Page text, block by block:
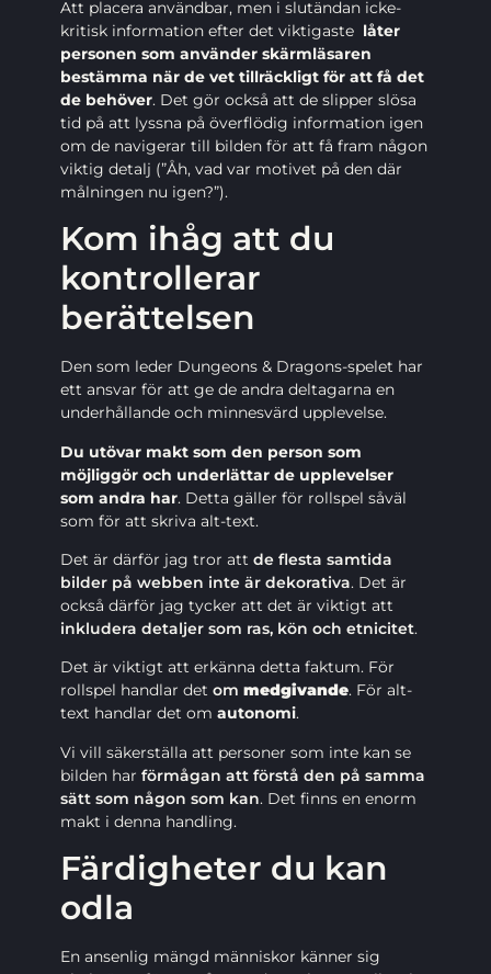
Att placera användbar, men i slutändan icke-
kritisk information efter det viktigaste låter
personen som använder skärmläsaren
bestämma när de vet tillräckligt för att få det
de behöver. Det gör också att de slipper slösa
tid på att lyssna på överflödig information igen
om de navigerar till bilden för att få fram någon
viktig detalj (”Åh, vad var motivet på den där
målningen nu igen?”).
Kom ihåg att du
kontrollerar
berättelsen
Den som leder Dungeons & Dragons-spelet har
ett ansvar för att ge de andra deltagarna en
underhållande och minnesvärd upplevelse.
Du utövar makt som den person som
möjliggör och underlättar de upplevelser
som andra har. Detta gäller för rollspel såväl
som för att skriva alt-text.
Det är därför jag tror att de flesta samtida
bilder på webben inte är dekorativa. Det är
också därför jag tycker att det är viktigt att
inkludera detaljer som ras, kön och etnicitet.
Det är viktigt att erkänna detta faktum. För
rollspel handlar det om medgivande. För alt-
text handlar det om autonomi.
Vi vill säkerställa att personer som inte kan se
bilden har förmågan att förstå den på samma
sätt som någon som kan. Det finns en enorm
makt i denna handling.
Färdigheter du kan
odla
En ansenlig mängd människor känner sig